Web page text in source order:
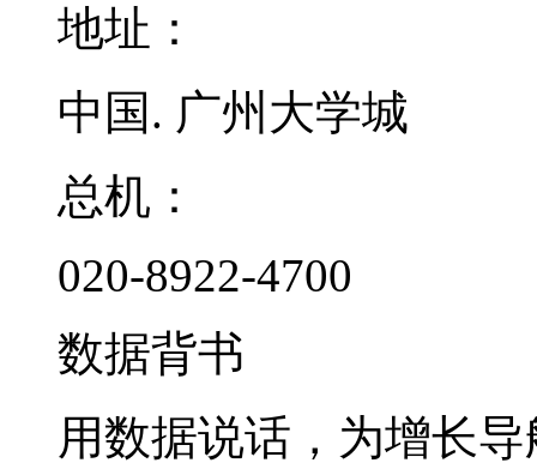
地址：
中国. 广州大学城
总机：
020-8922-4700
数据背书
用数据说话，为增长导